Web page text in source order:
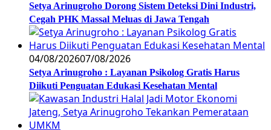
Setya Arinugroho Dorong Sistem Deteksi Dini Industri,
Cegah PHK Massal Meluas di Jawa Tengah
04/08/202607/08/2026
Setya Arinugroho : Layanan Psikolog Gratis Harus
Diikuti Penguatan Edukasi Kesehatan Mental